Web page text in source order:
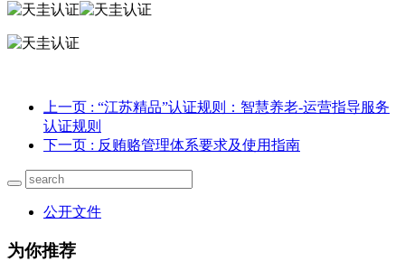
上一页 : “江苏精品”认证规则：智慧养老-运营指导服务
认证规则
下一页 : 反贿赂管理体系要求及使用指南
公开文件
为你推荐